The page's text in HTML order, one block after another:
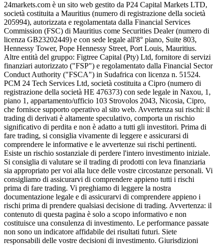
24markets.com è un sito web gestito da P24 Capital Markets LTD,
società costituita a Mauritius (numero di registrazione della società
205994), autorizzata e regolamentata dalla Financial Services
Commission (FSC) di Mauritius come Securities Dealer (numero di
licenza GB23202449) e con sede legale all'8° piano, Suite 803,
Hennessy Tower, Pope Hennessy Street, Port Louis, Mauritius.
Altre entità del gruppo: Figtree Capital (Pty) Ltd, fornitore di servizi
finanziari autorizzato ("FSP") e regolamentato dalla Financial Sector
Conduct Authority ("FSCA") in Sudafrica con licenza n. 51524.
PCM 24 Tech Services Ltd, società costituita a Cipro (numero di
registrazione della società HE 476373) con sede legale in Naxou, 1,
piano 1, appartamento/ufficio 103 Strovolos 2043, Nicosia, Cipro,
che fornisce supporto operativo al sito web. Avvertenza sui rischi: il
trading di derivati ​​è altamente speculativo, comporta un rischio
significativo di perdita e non è adatto a tutti gli investitori. Prima di
fare trading, si consiglia vivamente di leggere e assicurarsi di
comprendere le informative e le avvertenze sui rischi pertinenti.
Esiste un rischio sostanziale di perdere l'intero investimento iniziale.
Si consiglia di valutare se il trading di prodotti con leva finanziaria
sia appropriato per voi alla luce delle vostre circostanze personali. Vi
consigliamo di assicurarvi di comprendere appieno tutti i rischi
prima di fare trading. Vi preghiamo di leggere la nostra
documentazione legale e di assicurarvi di comprendere appieno i
rischi prima di prendere qualsiasi decisione di trading. Avvertenza: il
contenuto di questa pagina è solo a scopo informativo e non
costituisce una consulenza di investimento. Le performance passate
non sono un indicatore affidabile dei risultati futuri. Siete
responsabili delle vostre decisioni di investimento. Giurisdizioni